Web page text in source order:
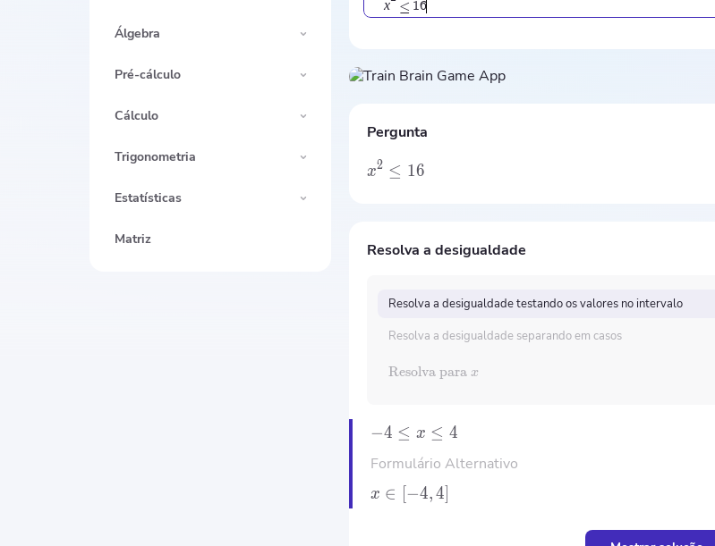
Álgebra
Pré-cálculo
Cálculo
Trigonometria
Estatísticas
Matriz
x ≤ 16
Pergunta
x2 ≤ 16
Resolva a desigualdade
Resolva a desigualdade testando os valores no intervalo
Resolva a desigualdade separando em casos
Resolva para x
−4 ≤ x ≤ 4
Formulário Alternativo
x ∈ −4,4